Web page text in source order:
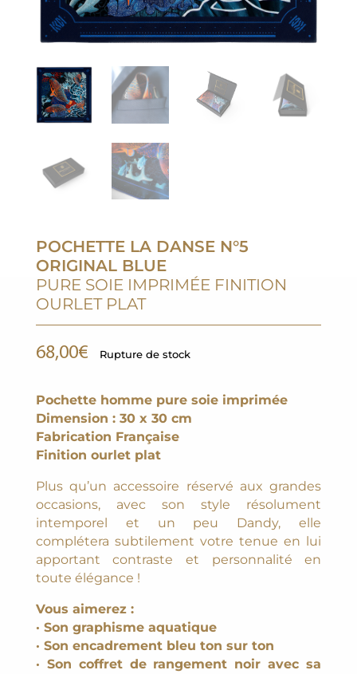
POCHETTE LA DANSE N°5
ORIGINAL BLUE
PURE SOIE IMPRIMÉE FINITION
OURLET PLAT
68,00€ Rupture de stock
Pochette homme pure soie imprimée
Dimension : 30 x 30 cm
Fabrication Française
Finition ourlet plat
Plus qu’un accessoire réservé aux grandes
occasions, avec son style résolument
intemporel et un peu Dandy, elle
complétera subtilement votre tenue en lui
apportant contraste et personnalité en
toute élégance !
Vous aimerez :
· Son graphisme aquatique
· Son encadrement bleu ton sur ton
· Son coffret de rangement noir avec sa